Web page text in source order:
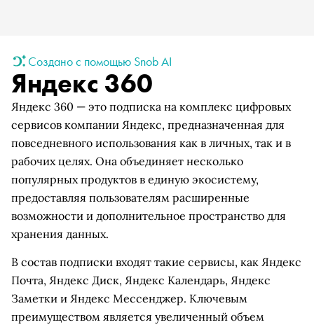
Создано с помощью Snob AI
Яндекс 360
Яндекс 360 — это подписка на комплекс цифровых
сервисов компании Яндекс, предназначенная для
повседневного использования как в личных, так и в
рабочих целях. Она объединяет несколько
популярных продуктов в единую экосистему,
предоставляя пользователям расширенные
возможности и дополнительное пространство для
хранения данных.
В состав подписки входят такие сервисы, как Яндекс
Почта, Яндекс Диск, Яндекс Календарь, Яндекс
Заметки и Яндекс Мессенджер. Ключевым
преимуществом является увеличенный объем